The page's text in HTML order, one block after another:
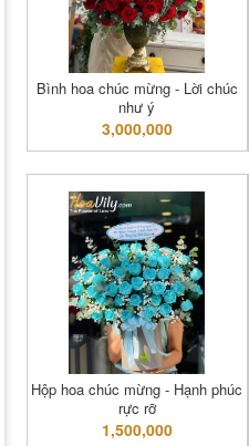
Bình hoa chúc mừng - Lời chúc
như ý
3,000,000
Hộp hoa chúc mừng - Hạnh phúc
rực rỡ
1,500,000